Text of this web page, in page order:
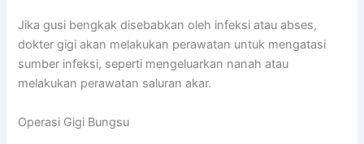
Jika gusi bengkak disebabkan oleh infeksi atau abses,
dokter gigi akan melakukan perawatan untuk mengatasi
sumber infeksi, seperti mengeluarkan nanah atau
melakukan perawatan saluran akar.
Operasi Gigi Bungsu